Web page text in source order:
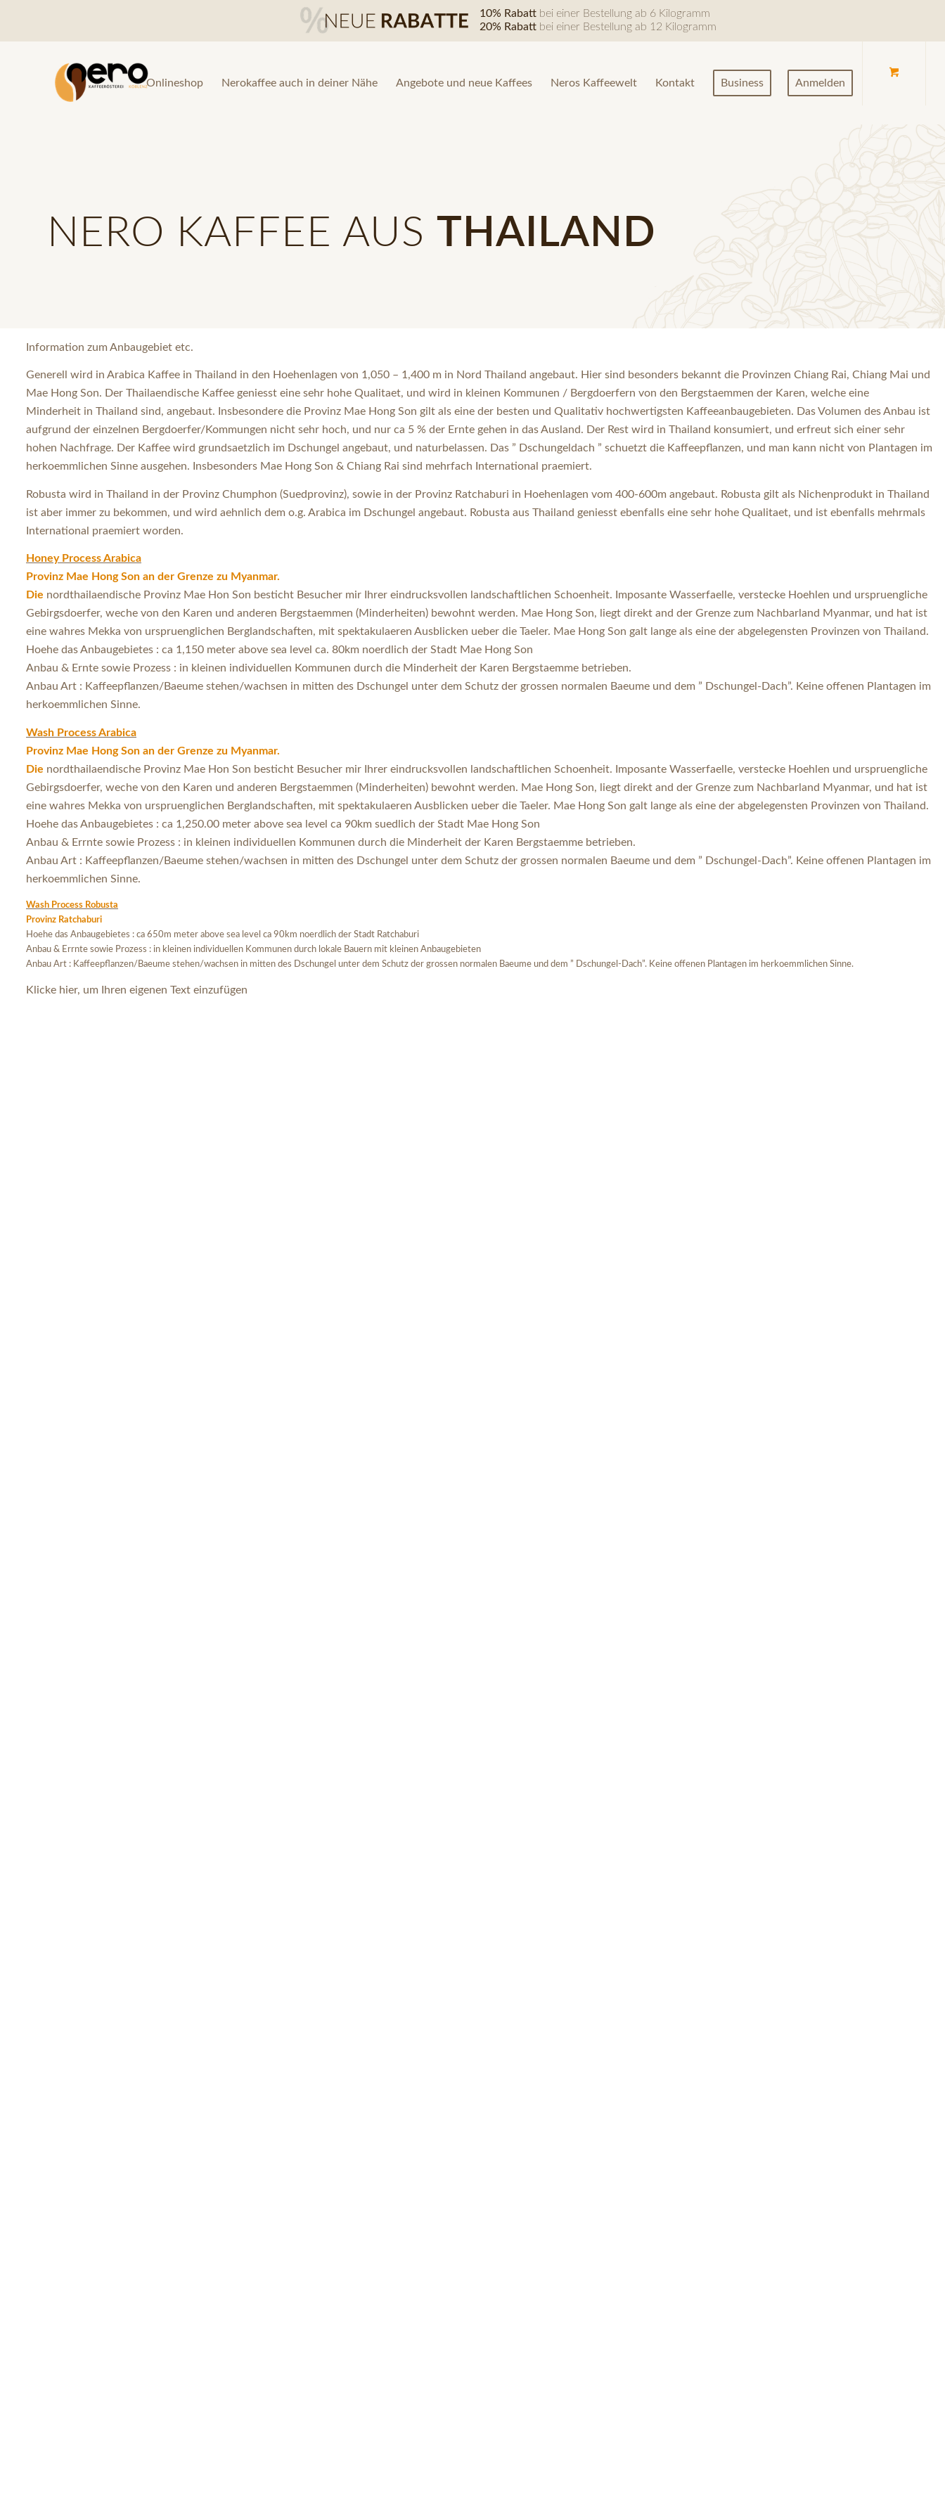
10% Rabattbei einer Bestellung ab 6 Kilogramm
20% Rabattbei einer Bestellung ab 12 Kilogramm
Onlineshop Nerokaffee auch in deiner Nähe Angebote und neue Kaffees Neros Kaffeewelt Kontakt Business Anmelden
NERO KAFFEE AUS THAILAND
Information zum Anbaugebiet etc.
Generell wird in Arabica Kaffee in Thailand in den Hoehenlagen von 1,050 – 1,400 m in Nord Thailand angebaut. Hier sind besonders bekannt die Provinzen Chiang Rai, Chiang Mai und
Mae Hong Son. Der Thailaendische Kaffee geniesst eine sehr hohe Qualitaet, und wird in kleinen Kommunen / Bergdoerfern von den Bergstaemmen der Karen, welche eine
Minderheit in Thailand sind, angebaut. Insbesondere die Provinz Mae Hong Son gilt als eine der besten und Qualitativ hochwertigsten Kaffeeanbaugebieten. Das Volumen des Anbau ist
aufgrund der einzelnen Bergdoerfer/Kommungen nicht sehr hoch, und nur ca 5 % der Ernte gehen in das Ausland. Der Rest wird in Thailand konsumiert, und erfreut sich einer sehr
hohen Nachfrage. Der Kaffee wird grundsaetzlich im Dschungel angebaut, und naturbelassen. Das ” Dschungeldach ” schuetzt die Kaffeepflanzen, und man kann nicht von Plantagen im
herkoemmlichen Sinne ausgehen. Insbesonders Mae Hong Son & Chiang Rai sind mehrfach International praemiert.
Robusta wird in Thailand in der Provinz Chumphon (Suedprovinz), sowie in der Provinz Ratchaburi in Hoehenlagen vom 400-600m angebaut. Robusta gilt als Nichenprodukt in Thailand
ist aber immer zu bekommen, und wird aehnlich dem o.g. Arabica im Dschungel angebaut. Robusta aus Thailand geniesst ebenfalls eine sehr hohe Qualitaet, und ist ebenfalls mehrmals
International praemiert worden.
Honey Process Arabica
Provinz Mae Hong Son an der Grenze zu Myanmar.
Die nordthailaendische Provinz Mae Hon Son besticht Besucher mir Ihrer eindrucksvollen landschaftlichen Schoenheit. Imposante Wasserfaelle, verstecke Hoehlen und urspruengliche
Gebirgsdoerfer, weche von den Karen und anderen Bergstaemmen (Minderheiten) bewohnt werden. Mae Hong Son, liegt direkt and der Grenze zum Nachbarland Myanmar, und hat ist
eine wahres Mekka von urspruenglichen Berglandschaften, mit spektakulaeren Ausblicken ueber die Taeler. Mae Hong Son galt lange als eine der abgelegensten Provinzen von Thailand.
Hoehe das Anbaugebietes : ca 1,150 meter above sea level ca. 80km noerdlich der Stadt Mae Hong Son
Anbau & Ernte sowie Prozess : in kleinen individuellen Kommunen durch die Minderheit der Karen Bergstaemme betrieben.
Anbau Art : Kaffeepflanzen/Baeume stehen/wachsen in mitten des Dschungel unter dem Schutz der grossen normalen Baeume und dem ” Dschungel-Dach”. Keine offenen Plantagen im
herkoemmlichen Sinne.
Wash Process Arabica
Provinz Mae Hong Son an der Grenze zu Myanmar.
Die nordthailaendische Provinz Mae Hon Son besticht Besucher mir Ihrer eindrucksvollen landschaftlichen Schoenheit. Imposante Wasserfaelle, verstecke Hoehlen und urspruengliche
Gebirgsdoerfer, weche von den Karen und anderen Bergstaemmen (Minderheiten) bewohnt werden. Mae Hong Son, liegt direkt and der Grenze zum Nachbarland Myanmar, und hat ist
eine wahres Mekka von urspruenglichen Berglandschaften, mit spektakulaeren Ausblicken ueber die Taeler. Mae Hong Son galt lange als eine der abgelegensten Provinzen von Thailand.
Hoehe das Anbaugebietes : ca 1,250.00 meter above sea level ca 90km suedlich der Stadt Mae Hong Son
Anbau & Errnte sowie Prozess : in kleinen individuellen Kommunen durch die Minderheit der Karen Bergstaemme betrieben.
Anbau Art : Kaffeepflanzen/Baeume stehen/wachsen in mitten des Dschungel unter dem Schutz der grossen normalen Baeume und dem ” Dschungel-Dach”. Keine offenen Plantagen im
herkoemmlichen Sinne.
Wash Process Robusta
Provinz Ratchaburi
Hoehe das Anbaugebietes : ca 650m meter above sea level ca 90km noerdlich der Stadt Ratchaburi
Anbau & Errnte sowie Prozess : in kleinen individuellen Kommunen durch lokale Bauern mit kleinen Anbaugebieten
Anbau Art : Kaffeepflanzen/Baeume stehen/wachsen in mitten des Dschungel unter dem Schutz der grossen normalen Baeume und dem ” Dschungel-Dach”. Keine offenen Plantagen im herkoemmlichen Sinne.
Klicke hier, um Ihren eigenen Text einzufügen